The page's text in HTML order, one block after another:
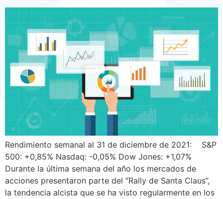
Rendimiento semanal al 31 de diciembre de 2021: S&P
500: +0,85% Nasdaq: -0,05% Dow Jones: +1,07%
Durante la última semana del año los mercados de
acciones presentaron parte del “Rally de Santa Claus”,
la tendencia alcista que se ha visto regularmente en los